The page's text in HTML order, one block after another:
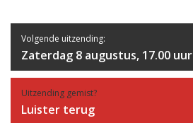
Volgende uitzending:
Zaterdag 8 augustus, 17.00 uur
Uitzending gemist?
Luister terug